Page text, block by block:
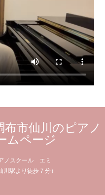
布市仙川のピアノ
ムページ
ノスクール エミ
駅より徒歩７分）